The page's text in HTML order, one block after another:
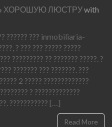
ХОРОШУЮ ЛЮСТРУwith
?????? ??? inmobiliaria-
? ??? ??? ????? ?????
????????? ?? ??????? ?????. ?
??????? ??? ???????. ???
2 ????? ?????????????
? ?????????????
??????????? […]
Read More